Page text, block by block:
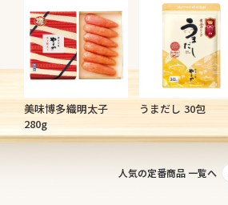
美味博多織明太子
280g
うまだし 30包
人気の定番商品 一覧へ